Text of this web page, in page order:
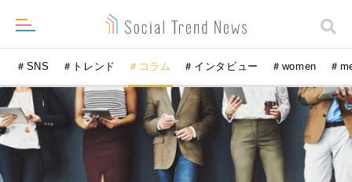
＃SNS ＃トレンド ＃コラム ＃インタビュー ＃women ＃